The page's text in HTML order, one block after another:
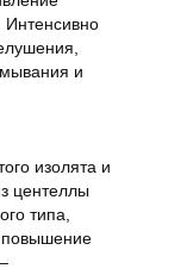
Интенсивно
и
изолята и
центеллы
типа,
повышение